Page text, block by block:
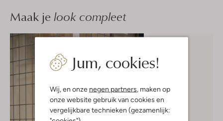
Jum, cookies!
Wij, en onze negen partners, maken op
onze website gebruik van cookies en
vergelijkbare technieken (gezamenlijk:
Maak je look compleet